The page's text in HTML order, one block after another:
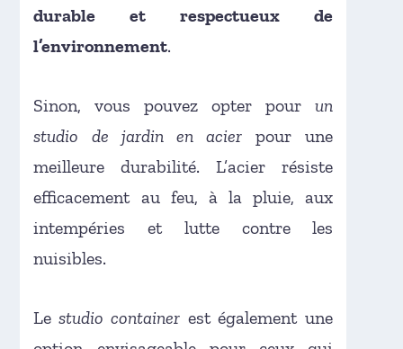
durable et respectueux de
l’environnement.
Sinon, vous pouvez opter pourun
studio de jardin en acierpour une
meilleure durabilité. L’acier résiste
efficacement au feu, à la pluie, aux
intempéries et lutte contre les
nuisibles.
Le studio containerest également une